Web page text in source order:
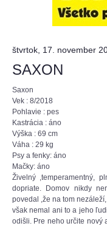
štvrtok, 17. november
SAXON
Saxon
Vek : 8/2018
Pohlavie : pes
Kastrácia : áno
Výška : 69 cm
Váha : 29 kg
Psy a fenky: áno
Mačky: áno
Živelný ,temperamentný,
dopriate. Domov nikdy
povedal ,že na tom
však nemal ani to a jeho
odišli. Pre neho určite nový